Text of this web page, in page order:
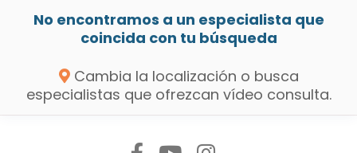
No encontramos a un especialista que
coincida con tu búsqueda
Cambia la localización o busca
especialistas que ofrezcan vídeo consulta.